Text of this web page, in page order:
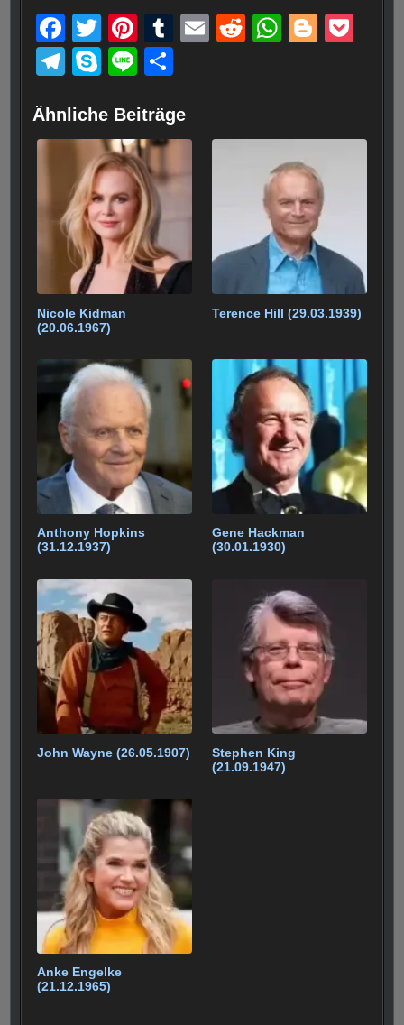
F
a
c
e
b
o
o
k
T
wi
tt
er
Pi
nt
er
e
st
T
bl
r
E
R
t
W
A
p
p
Bl
er
T
e
gr
a
m
S
p
e
Li
e
e
n
Ähnliche Beiträge
Nicole Kidman
(20.06.1967)
Terence Hill (29.03.1939)
Anthony Hopkins
(31.12.1937)
Gene Hackman
(30.01.1930)
John Wayne (26.05.1907)
Stephen King
(21.09.1947)
Anke Engelke
(21.12.1965)